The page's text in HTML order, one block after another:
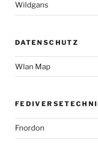
Wildgans
DATENSCHUTZ
Wlan Map
Fnordon